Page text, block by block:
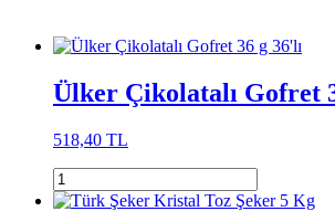
Ülker Çikolatalı Gofret
518,40 TL